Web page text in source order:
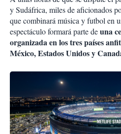
y Sudáfrica, miles de aficionados
que combinará música y futbol en
espectáculo formará parte deuna
organizada en los tres países
México, Estados Unidos y